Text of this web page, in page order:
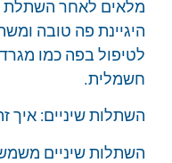
מלאים לאחר השתלת
היגיינת פה טובה
לטיפול בפה כמו
חשמלית.
השתלות שיניים: איך
השתלות שיניים